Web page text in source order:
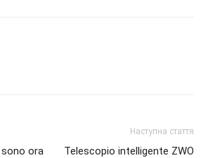
ora
Наступна стаття
Telescopio intelligente ZWO